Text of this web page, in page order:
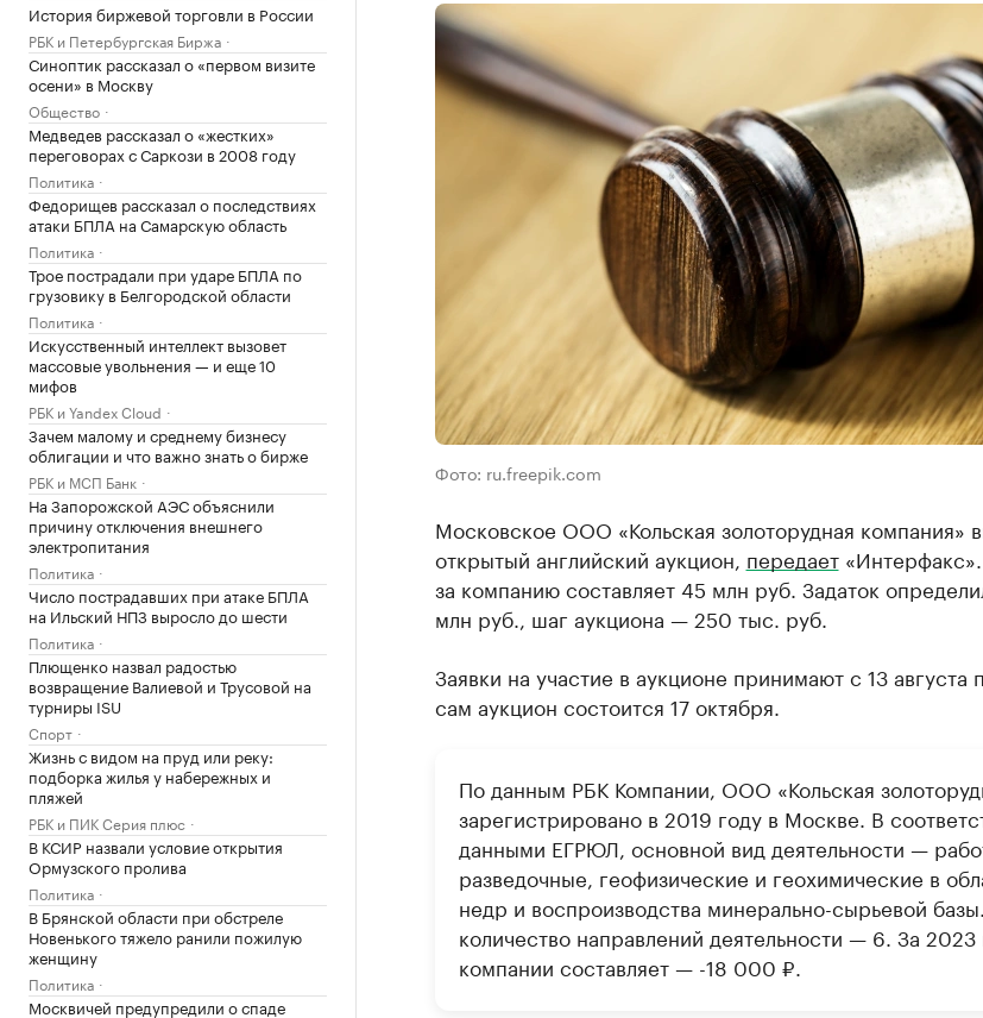
История биржевой торговли в России
РБК и Петербургская Биржа
Синоптик рассказал о «первом визите
осени» в Москву
Общество
Медведев рассказал о «жестких»
переговорах с Саркози в 2008 году
Политика
Федорищев рассказал о последствиях
атаки БПЛА на Самарскую область
Политика
Трое пострадали при ударе БПЛА по
грузовику в Белгородской области
Политика
Искусственный интеллект вызовет
массовые увольнения — и еще 10
мифов
РБК и Yandex Cloud
Зачем малому и среднему бизнесу
облигации и что важно знать о бирже
РБК и МСП Банк
На Запорожской АЭС объяснили
причину отключения внешнего
электропитания
Политика
Число пострадавших при атаке БПЛА
на Ильский НПЗ выросло до шести
Политика
Плющенко назвал радостью
возвращение Валиевой и Трусовой на
турниры ISU
Спорт
Жизнь с видом на пруд или реку:
подборка жилья у набережных и
пляжей
РБК и ПИК Серия плюс
В КСИР назвали условие открытия
Ормузского пролива
Политика
В Брянской области при обстреле
Новенького тяжело ранили пожилую
женщину
Политика
Москвичей предупредили о спаде
Фото: ru.freepik.com
Московское ООО «Кольская золоторудная компания»
открытый английский аукцион, передает«Интерфакс».
за компанию составляет 45 млн руб. Задаток
млн руб., шаг аукциона — 250 тыс. руб.
Заявки на участие в аукционе принимают с 13 августа
сам аукцион состоится 17 октября.
По данным РБК Компании, ООО «Кольская
зарегистрировано в 2019 году в Москве. В
данными ЕГРЮЛ, основной вид деятельности —
разведочные, геофизические и геохимические в
недр и воспроизводства минерально-сырьевой
количество направлений деятельности — 6. За
компании составляет — -18 000 ₽.